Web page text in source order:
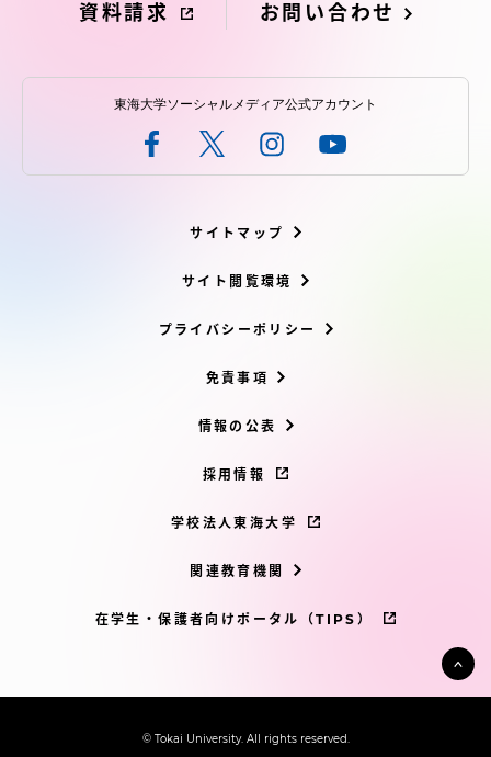
資料請求 お問い合わせ
東海大学ソーシャルメディア公式アカウント
サイトマップ
サイト閲覧環境
プライバシーポリシー
免責事項
情報の公表
採用情報
学校法人東海大学
関連教育機関
在学生・保護者向けポータル（TIPS）
© Tokai University. All rights reserved.